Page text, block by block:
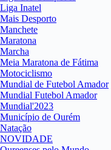
Liga Inatel
Mais Desporto
Manchete
Maratona
Marcha
Meia Maratona de Fátima
Motociclismo
Mundial de Futebol Amador
Mundial Futebol Amador
Mundial'2023
Município de Ourém
Natação
NOVIDADE